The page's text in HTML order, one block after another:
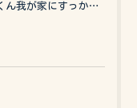
珀くん我が家にすっかりなれて、キッズのお世話もしてくれて、今...